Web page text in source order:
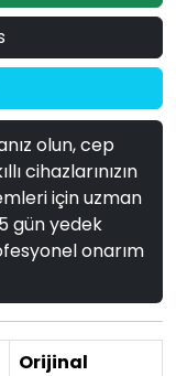
olun, cep
cihazlarınızın
için uzman
gün yedek
onarım
Orijinal